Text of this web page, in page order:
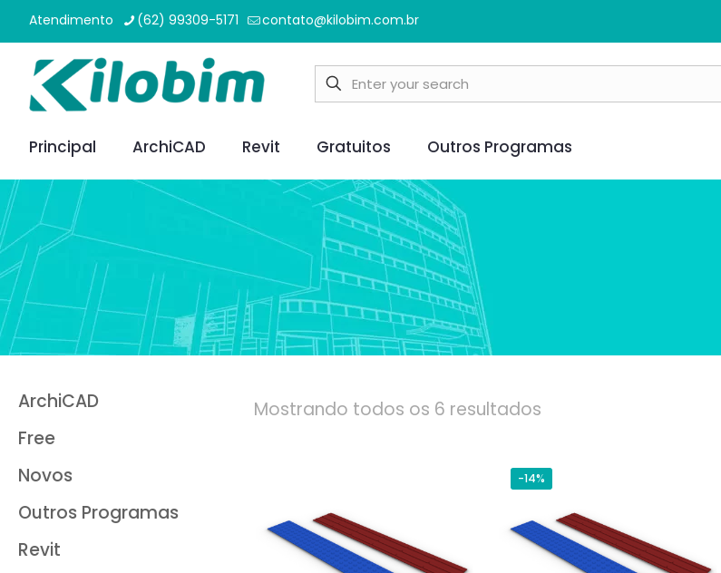
Atendimento (62) 99309-5171 contato@kilobim.com.br
Principal ArchiCAD Revit Gratuitos Outros Programas
Mostrando todos os 6 resultados
-14%
ArchiCAD
Free
Novos
Outros Programas
Revit